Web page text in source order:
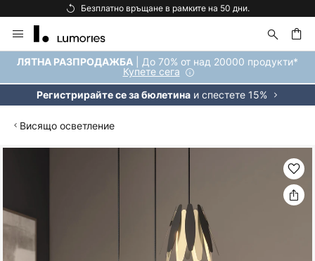
Безплатно връщане в рамките на 50 дни.
Прескачане
към
съдържанието
ЛЯТНА РАЗПРОДАЖБА | До 70% от над 20000 продукти*
Купете сега
Регистрирайте се за бюлетинаи спестете 15%
Висящо осветление
на
галерията
на